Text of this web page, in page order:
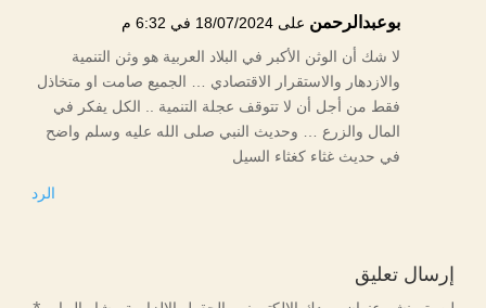
بوعبدالرحمن على 18/07/2024 في 6:32 م
لا شك أن الوثن الأكبر في البلاد العربية هو وثن التنمية
والازدهار والاستقرار الاقتصادي … الجميع صامت او متخاذل
فقط من أجل أن لا تتوقف عجلة التنمية .. الكل يفكر في
المال والزرع … وحديث النبي صلى الله عليه وسلم واضح
في حديث غثاء كغثاء السيل
الرد
إرسال تعليق